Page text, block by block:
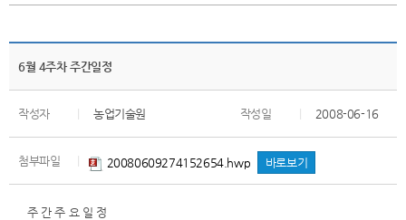
6월 4주차 주간일정
작성자 농업기술원 작성일 2008-06-16
첨부파일 20080609274152654.hwp 바로보기
주 간 주 요 일 정